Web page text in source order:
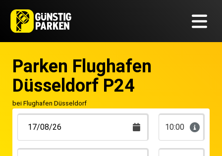
Parken Flughafen
Düsseldorf P24
bei Flughafen Düsseldorf
10:00